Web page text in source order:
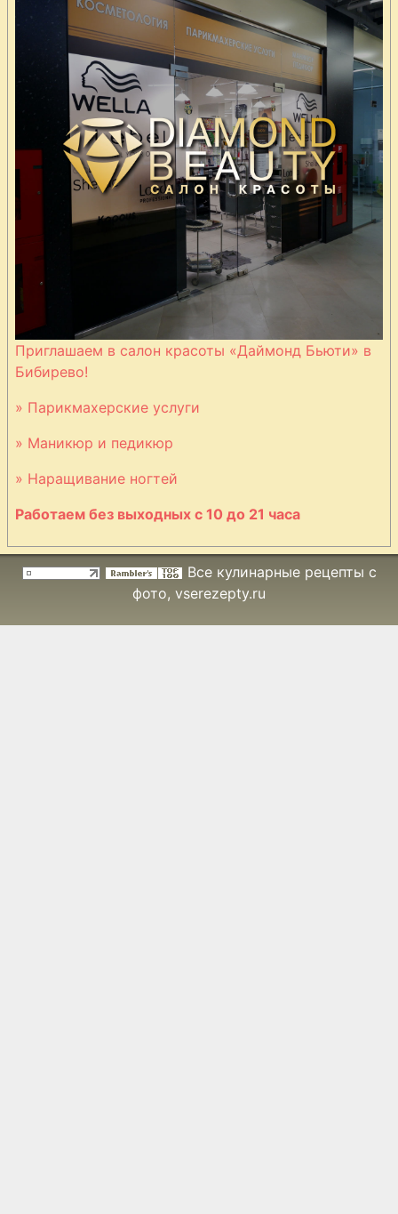
Приглашаем в салон красоты «Даймонд Бьюти» в
Бибирево!
» Парикмахерские услуги
» Маникюр и педикюр
» Наращивание ногтей
Работаем без выходных с 10 до 21 часа
Все кулинарные рецепты с
фото, vserezepty.ru